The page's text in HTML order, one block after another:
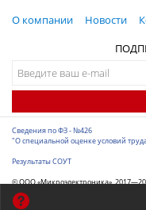
О компании Новости
Сведения по ФЗ - №426
"О специальной оценке условий
Результаты СОУТ
© ООО «Микроэлектроника»,
Разработка сайта